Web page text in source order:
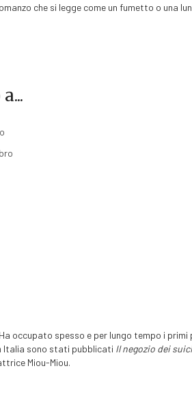
che si legge come un fumetto o una
occupato spesso e per lungo tempo i primi
Italia sono stati pubblicati Il negozio dei
Miou-Miou.